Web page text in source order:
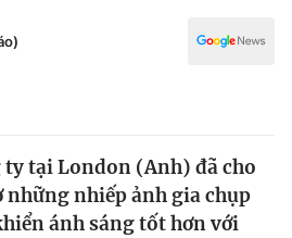
tại London (Anh) đã cho
những nhiếp ảnh gia chụp
ánh sáng tốt hơn với